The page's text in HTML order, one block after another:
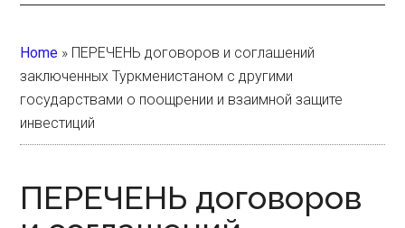
Home » ПЕРЕЧЕНЬ договоров и соглашений
заключенных Туркменистаном с другими
государствами о поощрении и взаимной защите
инвестиций
ПЕРЕЧЕНЬ договоров